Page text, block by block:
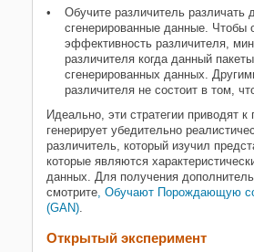
Обучите различитель различать
сгенерированные данные. Чтобы
эффективность различителя,
различителя когда данный
сгенерированных данных.
различителя не состоит в том,
Идеально, эти стратегии приводят к
генерирует убедительно
различитель, который изучил
которые являются
данных. Для получения
смотрите , Обучают Порождающую
(GAN)
Открытый эксперимент